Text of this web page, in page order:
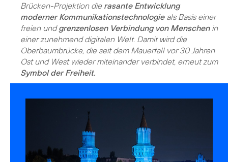
Brücken-Projektion die rasante Entwicklung
moderner Kommunikationstechnologieals Basis einer
freien undgrenzenlosen Verbindung von Menschenin
einer zunehmend digitalen Welt. Damit wird die
Oberbaumbrücke, die seit dem Mauerfall vor 30 Jahren
Ost und West wieder miteinander verbindet, erneut zum
Symbol der Freiheit.